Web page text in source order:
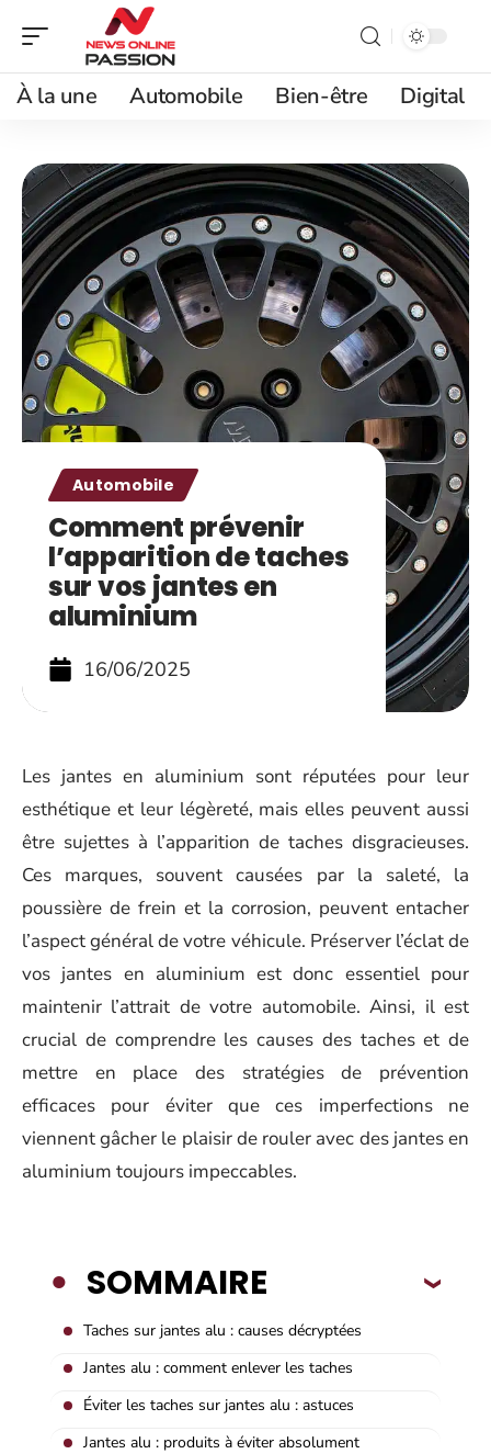
À la une Automobile Bien-être Digital
Automobile
Comment prévenir
l’apparition de taches
sur vos jantes en
aluminium
16/06/2025
Les jantes en aluminium sont réputées pour leur
esthétique et leur légèreté, mais elles peuvent aussi
être sujettes à l’apparition de taches disgracieuses.
Ces marques, souvent causées par la saleté, la
poussière de frein et la corrosion, peuvent entacher
l’aspect général de votre véhicule. Préserver l’éclat de
vos jantes en aluminium est donc essentiel pour
maintenir l’attrait de votre automobile. Ainsi, il est
crucial de comprendre les causes des taches et de
mettre en place des stratégies de prévention
efficaces pour éviter que ces imperfections ne
viennent gâcher le plaisir de rouler avec des jantes en
aluminium toujours impeccables.
SOMMAIRE
Taches sur jantes alu : causes décryptées
Jantes alu : comment enlever les taches
Éviter les taches sur jantes alu : astuces
Jantes alu : produits à éviter absolument